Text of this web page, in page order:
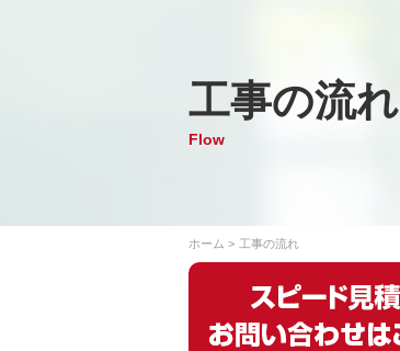
工事の流れ
Flow
ホーム 工事の流れ